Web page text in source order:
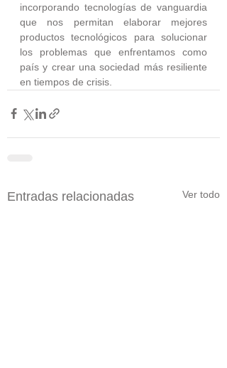
incorporando tecnologías de vanguardia
que nos permitan elaborar mejores
productos tecnológicos para solucionar
los problemas que enfrentamos como
país y crear una sociedad más resiliente
en tiempos de crisis.
Entradas relacionadas Ver todo